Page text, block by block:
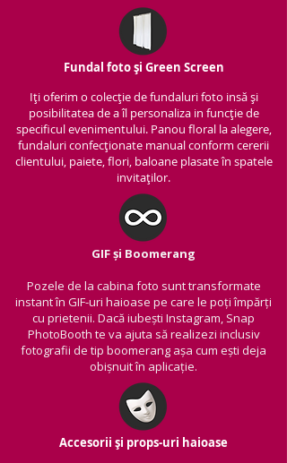
Fundal foto și Green Screen
Iți oferim o colecție de fundaluri foto insă și
posibilitatea de a îl personaliza in funcție de
specificul evenimentului. Panou floral la alegere,
fundaluri confecționate manual conform cererii
clientului, paiete, flori, baloane plasate în spatele
invitaților.
GIF și Boomerang
Pozele de la cabina foto sunt transformate
instant în GIF-uri haioase pe care le poți împărți
cu prietenii. Dacă iubești Instagram, Snap
PhotoBooth te va ajuta să realizezi inclusiv
fotografii de tip boomerang așa cum ești deja
obișnuit în aplicație.
Accesorii și props-uri haioase